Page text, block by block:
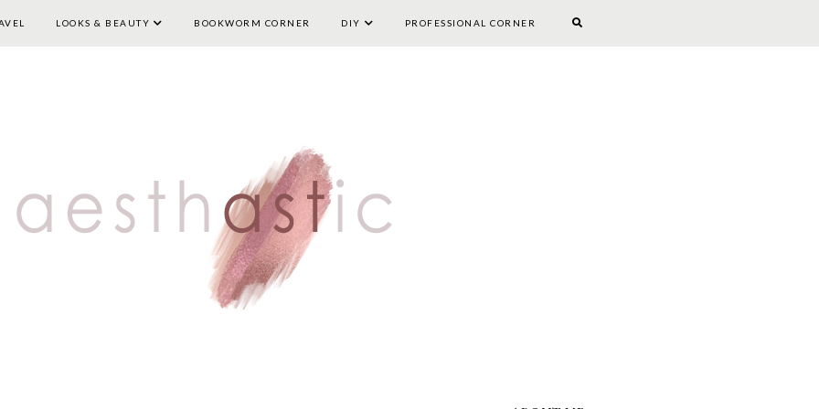
HOME LIFESTYLE TRAVEL LOOKS & BEAUTY BOOKWORM CORNER DIY
LOOKS & BEAUTY BOOKWORM CORNER DIY PROFESSIONAL CORNER